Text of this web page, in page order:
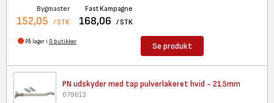
Bygmaster
152,05 / STK
Fast Kampagne
168,06 / STK
På lager i 0 butikker Se produkt
PN udskyder med tap pulverlakeret hvid - 215mm
079613